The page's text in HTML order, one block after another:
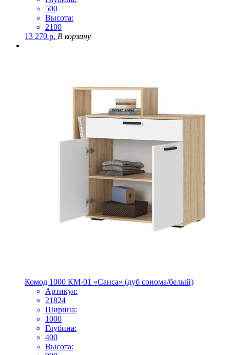
500
Высота:
2100
13 270 р. В корзину
Комод 1000 КМ-01 «Санса» (дуб сонома/белый)
Артикул:
21824
Ширина:
1000
Глубина:
400
Высота: